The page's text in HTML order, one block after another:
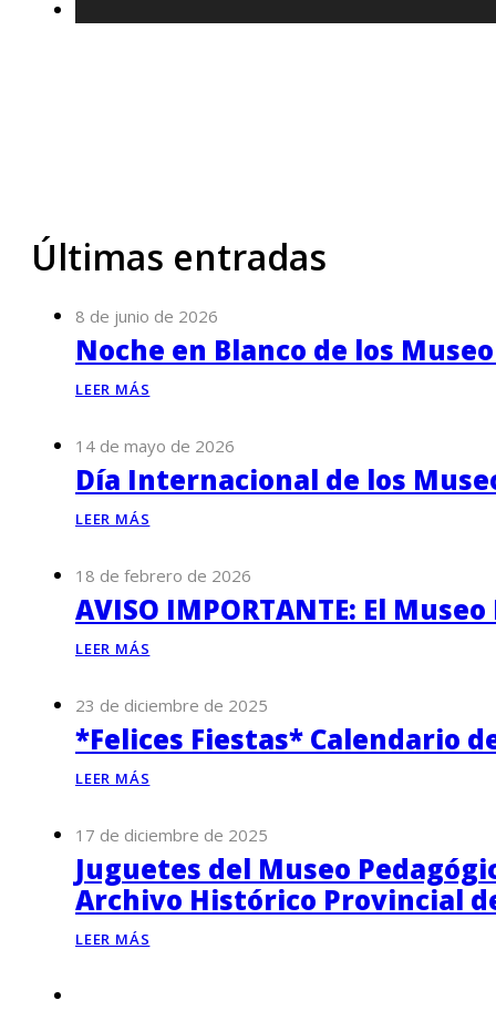
Últimas entradas
8 de junio de 2026
Noche en Blanco de los
LEER MÁS
14 de mayo de 2026
Día Internacional de los
LEER MÁS
18 de febrero de 2026
AVISO IMPORTANTE: El
LEER MÁS
23 de diciembre de 2025
*Felices Fiestas* Calendario
LEER MÁS
17 de diciembre de 2025
Juguetes del Museo
Archivo Histórico Provincial
LEER MÁS